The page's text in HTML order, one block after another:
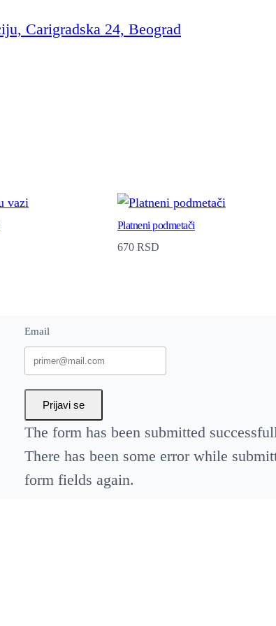
Platneni podmetači
670 RSD
Email
Prijavi se
The form has been submitted
There has been some error while
form fields again.